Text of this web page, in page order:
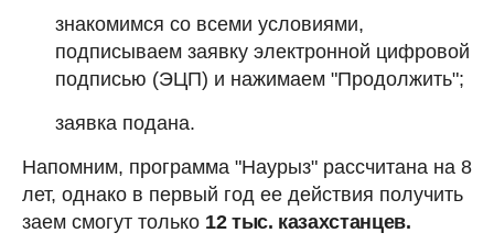
знакомимся со всеми условиями,
подписываем заявку электронной цифровой
подписью (ЭЦП) и нажимаем "Продолжить";
заявка подана.
Напомним, программа "Наурыз" рассчитана на 8
лет, однако в первый год ее действия получить
заем смогут только 12 тыс. казахстанцев.